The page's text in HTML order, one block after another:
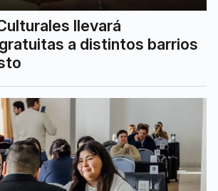
llevará
a distintos barrios